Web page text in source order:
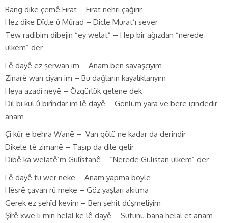
Bang dike çemê Firat – Fırat nehri çağırır
Hez dike Dîcle û Mûrad – Dicle Murat’ı sever
Tew radibim dibejin “ey welat” – Hep bir ağızdan “nerede
ülkem” der
Lê dayê ez şerwan im – Anam ben savaşçıyım
Zinarê wan çiyan im – Bu dağların kayalıklarıyım
Heya azadî neyê – Özgürlük gelene dek
Dil bi kul û birîndar im lê dayê – Gönlüm yara ve bere içindedir
anam
Çi kûr e behra Wanê – Van gölü ne kadar da derindir
Dikele tê zimanê – Taşıp da dile gelir
Dibê ka welatê’m Gulîstanê – “Nerede Gülistan ülkem” der
Lê dayê tu wer neke – Anam yapma böyle
Hêsrê çavan rû meke – Göz yaşları akıtma
Gerek ez şehîd kevim – Ben şehit düşmeliyim
Şîrê xwe li min helal ke lê dayê – Sütünü bana helal et anam